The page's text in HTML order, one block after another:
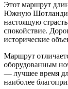
Этот маршрут
Южную Шотландию
настоящую
спокойствие.
исторические
Маршрут
оборудованным
— лучшее время
наиболее